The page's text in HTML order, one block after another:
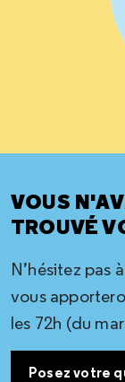
VOUS
TROUVÉ
N’hésitez pas
vous
les 72h (du
Posez votre